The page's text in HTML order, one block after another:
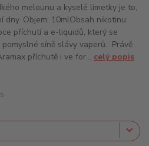
melounu a kyselé limetky je to,
Objem: 10mlObsah nikotinu:
příchutí a e-liquidů, který se
síně slávy vaperů. Právě
příchutě i ve for... celý popis